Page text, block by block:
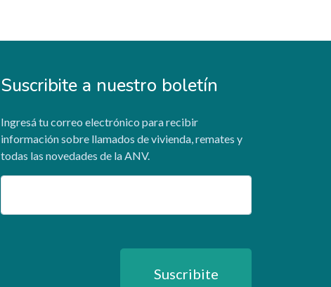
Suscribite a nuestro boletín
Ingresá tu correo electrónico para recibir
información sobre llamados de vivienda, remates y
todas las novedades de la ANV.
Email
Suscribite